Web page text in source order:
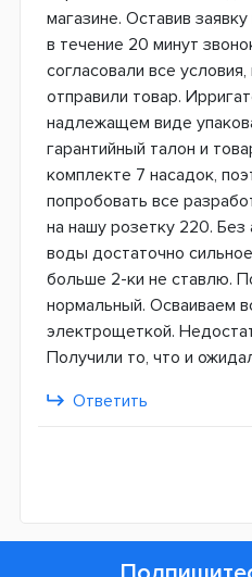
магазине. Оставив
в течение 20 минут
согласовали все
отправили товар.
надлежащем виде
гарантийный талон и
комплекте 7 насадок,
попробовать все
на нашу розетку 220.
воды достаточно
больше 2-ки не ставлю.
нормальный. Осваиваем
электрощеткой.
Получили то, что и
Ответить